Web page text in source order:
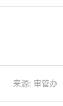
来源: 审管办